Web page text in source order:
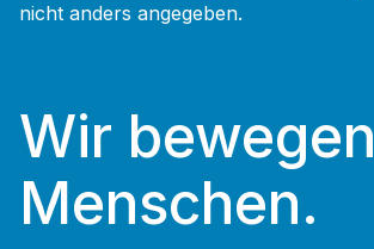
nicht anders angegeben.
Wir bewegen
Menschen.